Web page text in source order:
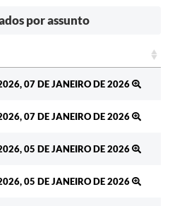
por assunto
07 DE JANEIRO DE 2026
07 DE JANEIRO DE 2026
05 DE JANEIRO DE 2026
05 DE JANEIRO DE 2026